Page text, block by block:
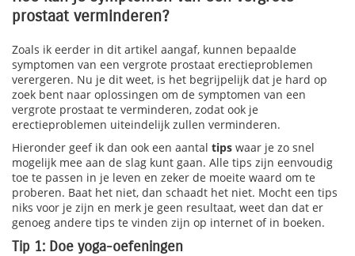
prostaat verminderen?
Zoals ik eerder in dit artikel aangaf, kunnen bepaalde
symptomen van een vergrote prostaat erectieproblemen
verergeren. Nu je dit weet, is het begrijpelijk dat je hard op
zoek bent naar oplossingen om de symptomen van een
vergrote prostaat te verminderen, zodat ook je
erectieproblemen uiteindelijk zullen verminderen.
Hieronder geef ik dan ook een aantal tips waar je zo snel
mogelijk mee aan de slag kunt gaan. Alle tips zijn eenvoudig
toe te passen in je leven en zeker de moeite waard om te
proberen. Baat het niet, dan schaadt het niet. Mocht een tips
niks voor je zijn en merk je geen resultaat, weet dan dat er
genoeg andere tips te vinden zijn op internet of in boeken.
Tip 1: Doe yoga-oefeningen